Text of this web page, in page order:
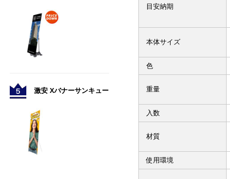
目安納期
本体サイズ
色
重量
入数
材質
使用環境
激安 Xバナーサンキュー